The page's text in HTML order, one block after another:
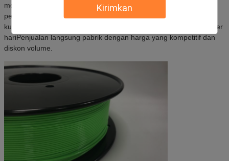
Kirimkan
mengkhususkan diri dalam filamen printer 3D dengan fasilitas
pengujian yang dilengkapi dengan baik dan kekuatan teknis yang
kuat.Saat ini beroperasi 8 jalur produksi dengan kapasitas 2 ton per
hariPenjualan langsung pabrik dengan harga yang kompetitif dan
diskon volume.